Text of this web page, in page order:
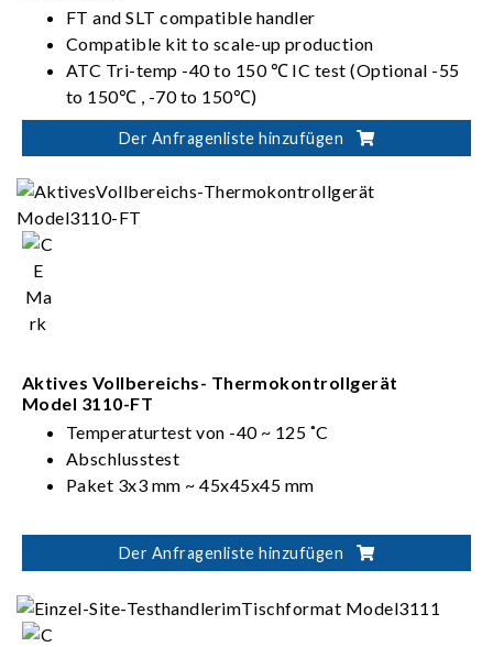
FT and SLT compatible handler
Compatible kit to scale-up production
ATC Tri-temp -40 to 150 ℃ IC test (Optional -55
to 150℃ , -70 to 150℃)
Auto tray loading/unloading and device sorting
capability
Der Anfragenliste hinzufügen
Aktives Vollbereichs- Thermokontrollgerät
Model 3110-FT
Temperaturtest von -40 ~ 125 ˚C
Abschlusstest
Paket 3x3 mm ~ 45x45x45 mm
Der Anfragenliste hinzufügen